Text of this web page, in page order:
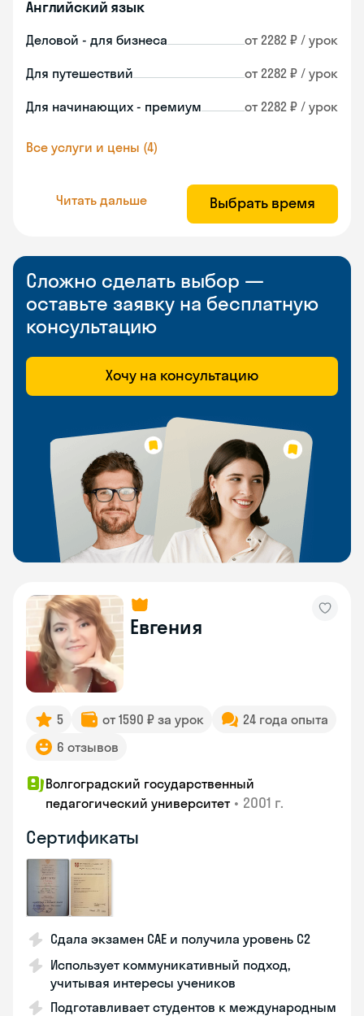
Английский язык
Деловой - для бизнеса от 2282 ₽ / урок
Для путешествий от 2282 ₽ / урок
Для начинающих - премиум от 2282 ₽ / урок
Все услуги и цены (4)
Читать дальше Выбрать время
Сложно сделать выбор —
оставьте заявку на бесплатную
консультацию
Хочу на консультацию
Евгения
5 от 1590 ₽ за урок
24 года опыта
6 отзывов
Волгоградский государственный
педагогический университет • 2001 г.
Сертификаты
Сдала экзамен CAE и получила уровень С2
Использует коммуникативный подход,
учитывая интересы учеников
Подготавливает студентов к международным